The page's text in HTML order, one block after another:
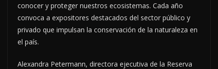
conocer y proteger nuestros ecosistemas. Cada año
convoca a expositores destacados del sector público y
privado que impulsan la conservación de la naturaleza en
el país.
Alexandra Petermann, directora ejecutiva de la Reserva